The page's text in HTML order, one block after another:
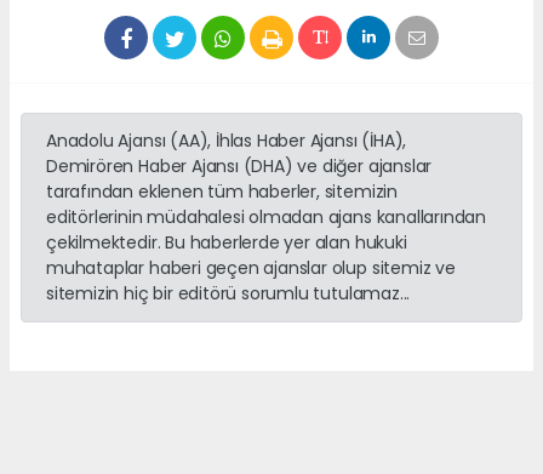
Anadolu Ajansı (AA), İhlas Haber Ajansı (İHA),
Demirören Haber Ajansı (DHA) ve diğer ajanslar
tarafından eklenen tüm haberler, sitemizin
editörlerinin müdahalesi olmadan ajans kanallarından
çekilmektedir. Bu haberlerde yer alan hukuki
muhataplar haberi geçen ajanslar olup sitemiz ve
sitemizin hiç bir editörü sorumlu tutulamaz...